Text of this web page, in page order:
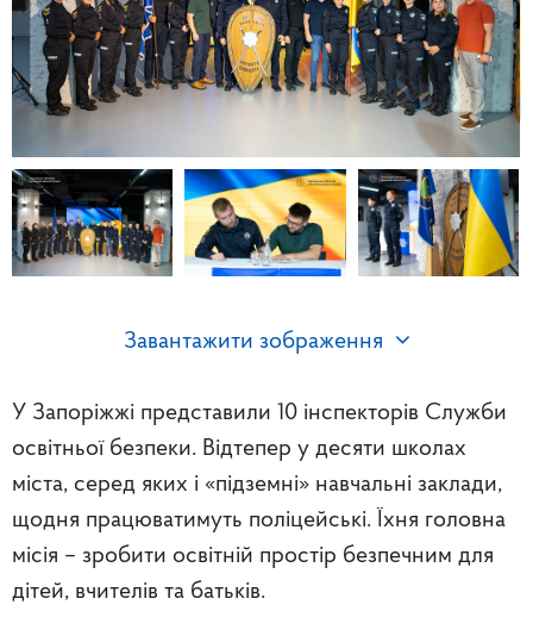
Завантажити зображення
У Запоріжжі представили 10 інспекторів Служби
освітньої безпеки. Відтепер у десяти школах
міста, серед яких і «підземні» навчальні заклади,
щодня працюватимуть поліцейські. Їхня головна
місія – зробити освітній простір безпечним для
дітей, вчителів та батьків.